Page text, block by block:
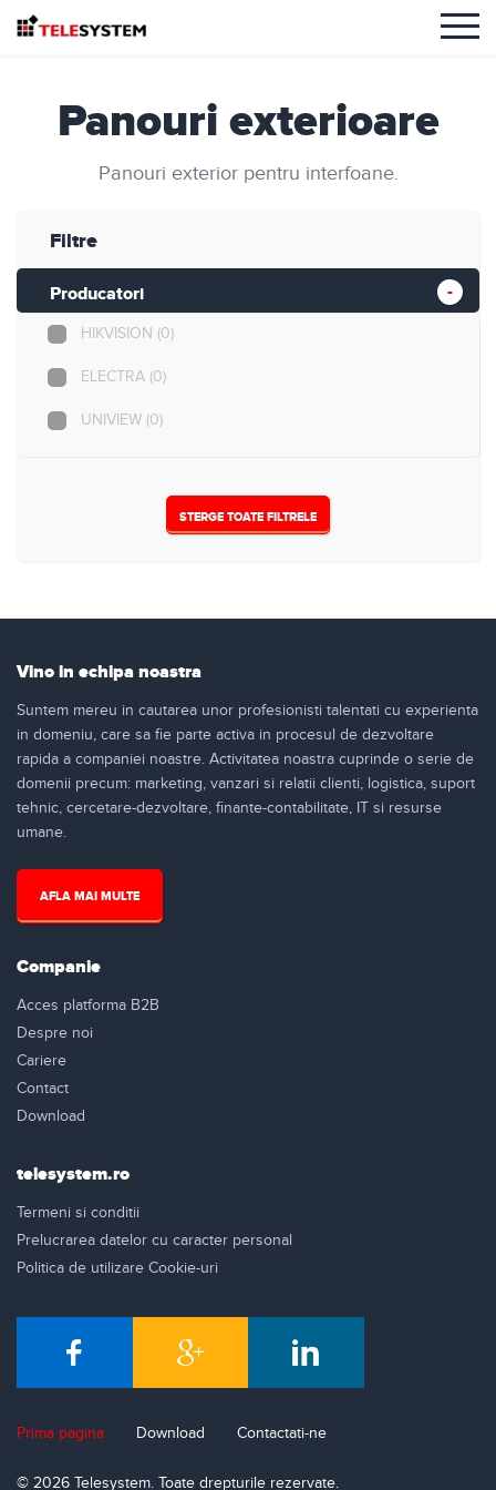
Panouri exterioare
Panouri exterior pentru interfoane.
Filtre
Producatori
HIKVISION (0)
ELECTRA (0)
UNIVIEW (0)
STERGE TOATE FILTRELE
Vino in echipa noastra
Suntem mereu in cautarea unor profesionisti talentati cu experienta
in domeniu, care sa fie parte activa in procesul de dezvoltare
rapida a companiei noastre. Activitatea noastra cuprinde o serie de
domenii precum: marketing, vanzari si relatii clienti, logistica, suport
tehnic, cercetare-dezvoltare, finante-contabilitate, IT si resurse
umane.
AFLA MAI MULTE
Companie
Acces platforma B2B
Despre noi
Cariere
Contact
Download
telesystem.ro
Termeni si conditii
Prelucrarea datelor cu caracter personal
Politica de utilizare Cookie-uri
Prima pagina Download Contactati-ne
© 2026 Telesystem. Toate drepturile rezervate.